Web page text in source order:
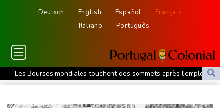
Deutsch English Español
Français
Italiano
Português
Les Bourses mondiales touchent des sommets après l'emploi
américain